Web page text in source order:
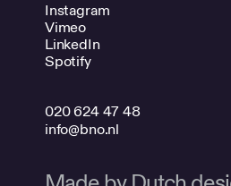
Instagram
Vimeo
LinkedIn
Spotify
020 624 47 48
info@bno.nl